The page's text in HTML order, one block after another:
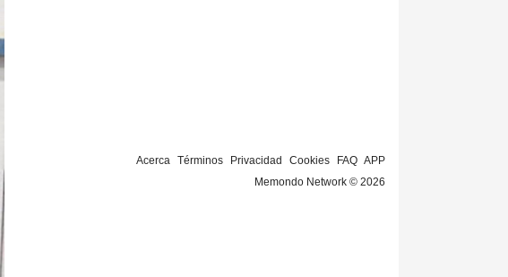
Acerca Términos Privacidad Cookies FAQ APP
Memondo Network © 2026